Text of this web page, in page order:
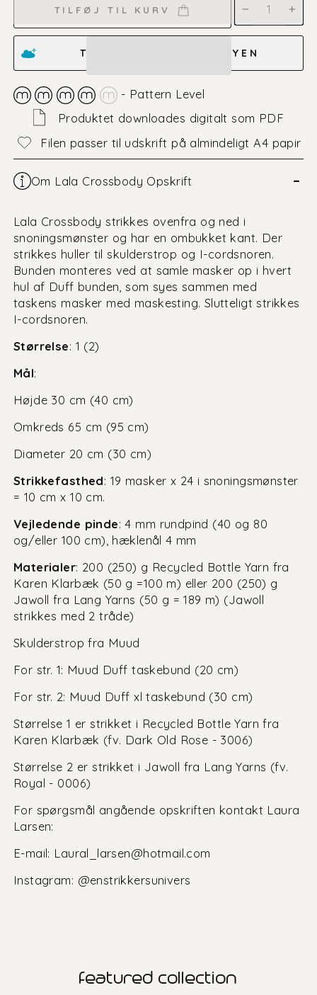
TILFØJ TIL KURV
TILFØJ TIL ØNSKESKYEN
- Pattern Level
Produktet downloades digitalt som PDF
Filen passer til udskrift på almindeligt A4 papir
Om Lala Crossbody Opskrift –
Lala Crossbody strikkes ovenfra og ned i
snoningsmønster og har en ombukket kant. Der
strikkes huller til skulderstrop og I-cordsnoren.
Bunden monteres ved at samle masker op i hvert
hul af Duff bunden, som syes sammen med
taskens masker med maskesting. Slutteligt strikkes
I-cordsnoren.
Størrelse: 1 (2)
Mål:
Højde 30 cm (40 cm)
Omkreds 65 cm (95 cm)
Diameter 20 cm (30 cm)
Strikkefasthed: 19 masker x 24 i snoningsmønster
= 10 cm x 10 cm.
Vejledende pinde: 4 mm rundpind (40 og 80
og/eller 100 cm), hæklenål 4 mm
Materialer: 200 (250) g Recycled Bottle Yarn fra
Karen Klarbæk (50 g =100 m) eller 200 (250) g
Jawoll fra Lang Yarns (50 g = 189 m) (Jawoll
strikkes med 2 tråde)
Skulderstrop fra Muud
For str. 1: Muud Duff taskebund (20 cm)
For str. 2: Muud Duff xl taskebund (30 cm)
Størrelse 1 er strikket i Recycled Bottle Yarn fra
Karen Klarbæk (fv. Dark Old Rose - 3006)
Størrelse 2 er strikket i Jawoll fra Lang Yarns (fv.
Royal - 0006)
For spørgsmål angående opskriften kontakt Laura
Larsen:
E-mail: Laural_larsen@hotmail.com
Instagram: @enstrikkersunivers
featured collection